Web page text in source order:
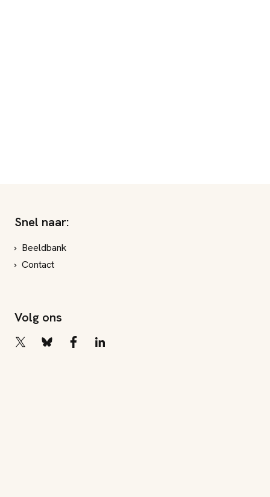
Snel naar:
Beeldbank
Contact
Volg ons